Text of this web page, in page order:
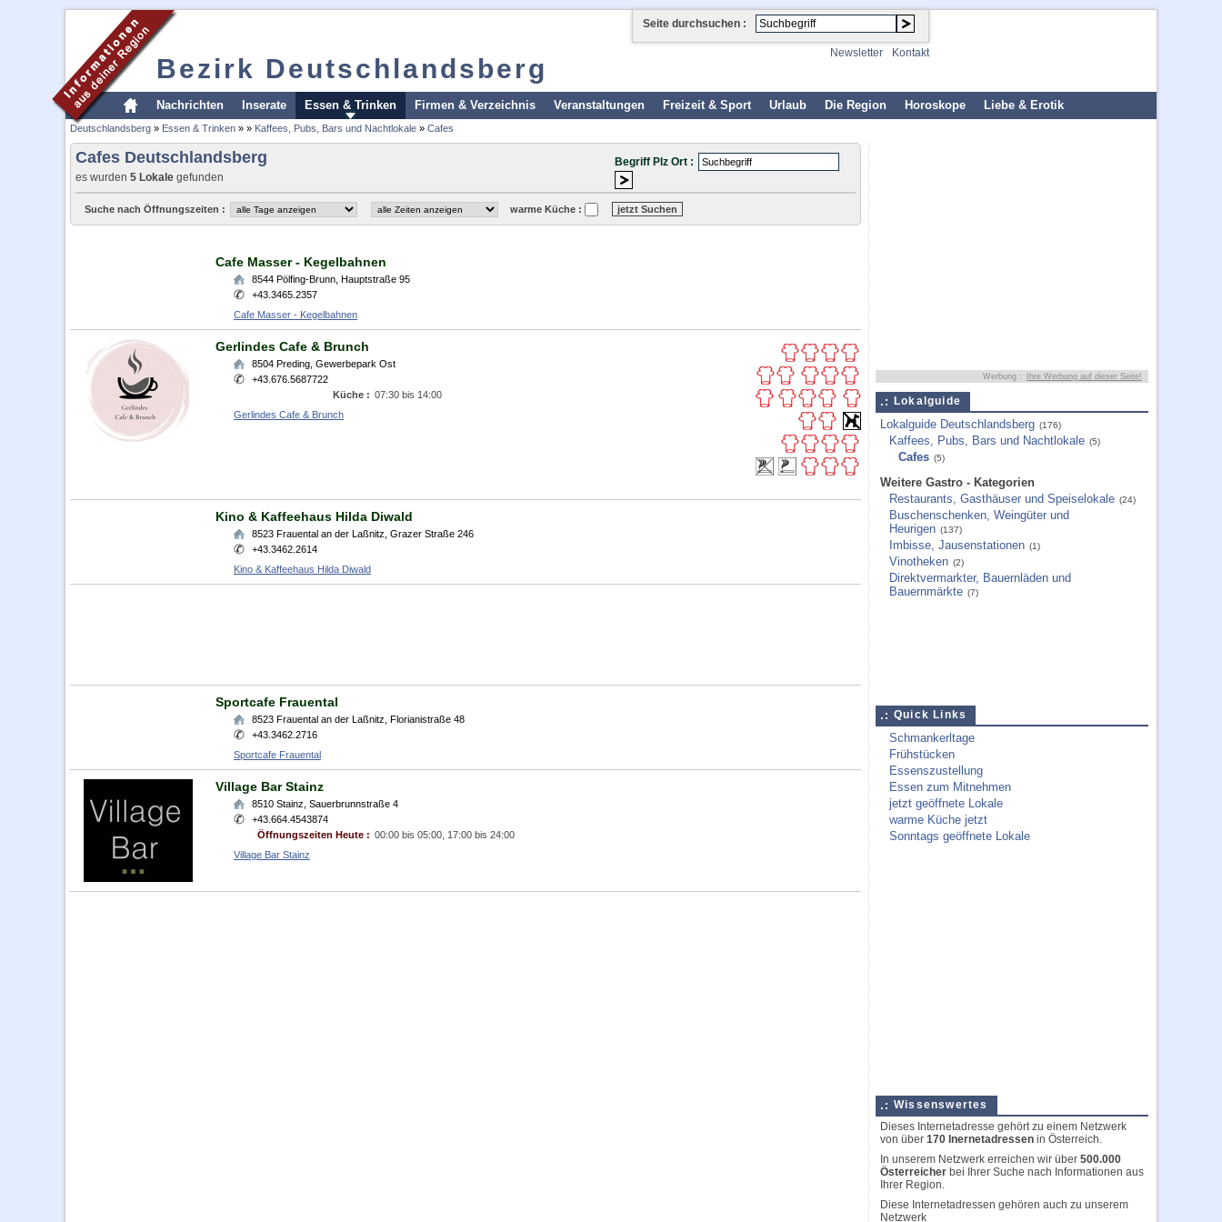
Bezirk Deutschlandsberg
Seite durchsuchen :
Newsletter Kontakt
Nachrichten Inserate Essen & Trinken Firmen & Verzeichnis Veranstaltungen Freizeit & Sport Urlaub Die Region Horoskope Liebe & Erotik
Deutschlandsberg » Essen & Trinken » » Kaffees, Pubs, Bars und Nachtlokale » Cafes
Cafes Deutschlandsberg
es wurden 5 Lokale gefunden
Begriff Plz Ort :
Suche nach Öffnungszeiten : warme Küche :
Cafe Masser - Kegelbahnen
8544 Pölfing-Brunn Hauptstraße 95
+43.3465.2357
Cafe Masser - Kegelbahnen
Gerlindes Cafe & Brunch
8504 Preding Gewerbepark Ost
+43.676.5687722
Küche : 07:30 bis 14:00
Gerlindes Cafe & Brunch
Kino & Kaffeehaus Hilda Diwald
8523 Frauental an der Laßnitz Grazer Straße 246
+43.3462.2614
Kino & Kaffeehaus Hilda Diwald
Sportcafe Frauental
8523 Frauental an der Laßnitz Florianistraße 48
+43.3462.2716
Sportcafe Frauental
Village Bar Stainz
8510 Stainz Sauerbrunnstraße 4
+43.664.4543874
Öffnungszeiten Heute : 00:00 bis 05:00, 17:00 bis 24:00
Village Bar Stainz
Werbung : Ihre Werbung auf dieser Seite!
Lokalguide
Lokalguide Deutschlandsberg (176)
Kaffees, Pubs, Bars und Nachtlokale (5)
Cafes (5)
Weitere Gastro - Kategorien
Restaurants, Gasthäuser und Speiselokale (24)
Buschenschenken, Weingüter und
Heurigen (137)
Imbisse, Jausenstationen (1)
Vinotheken (2)
Direktvermarkter, Bauernläden und
Bauernmärkte (7)
Quick Links
Schmankerltage
Frühstücken
Essenszustellung
Essen zum Mitnehmen
jetzt geöffnete Lokale
warme Küche jetzt
Sonntags geöffnete Lokale
Wissenswertes
Dieses Internetadresse gehört zu einem Netzwerk
von über 170 Inernetadressen in Österreich.
In unserem Netzwerk erreichen wir über 500.000
Österreicher bei Ihrer Suche nach Informationen aus
Ihrer Region.
Diese Internetadressen gehören auch zu unserem
Netzwerk